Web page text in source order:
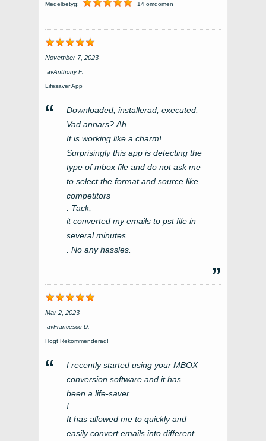
Medelbetyg: 14 omdömen
November 7, 2023
avAnthony F.
Lifesaver App
Downloaded , installerad, executed
Vad annars? Ah
It is working like a charm!
Surprisingly this app is detecting the
type of mbox file and do not ask me
to select the format and source like
competitors
. Tack,
it converted my emails to pst file in
several minutes
No any hassles
Mar 2, 2023
avFrancesco D
Högt Rekommenderad!
I recently started using your MBOX
conversion software and it has
been a life-saver
!
It has allowed me to quickly and
easily convert emails into different